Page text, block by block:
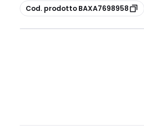
copia
Cod. prodotto BAXA7698958